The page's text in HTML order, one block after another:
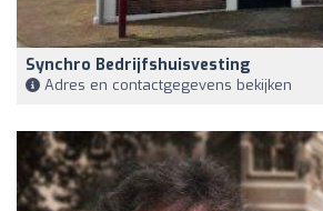
Synchro Bedrijfshuisvesting
Adres en contactgegevens bekijken